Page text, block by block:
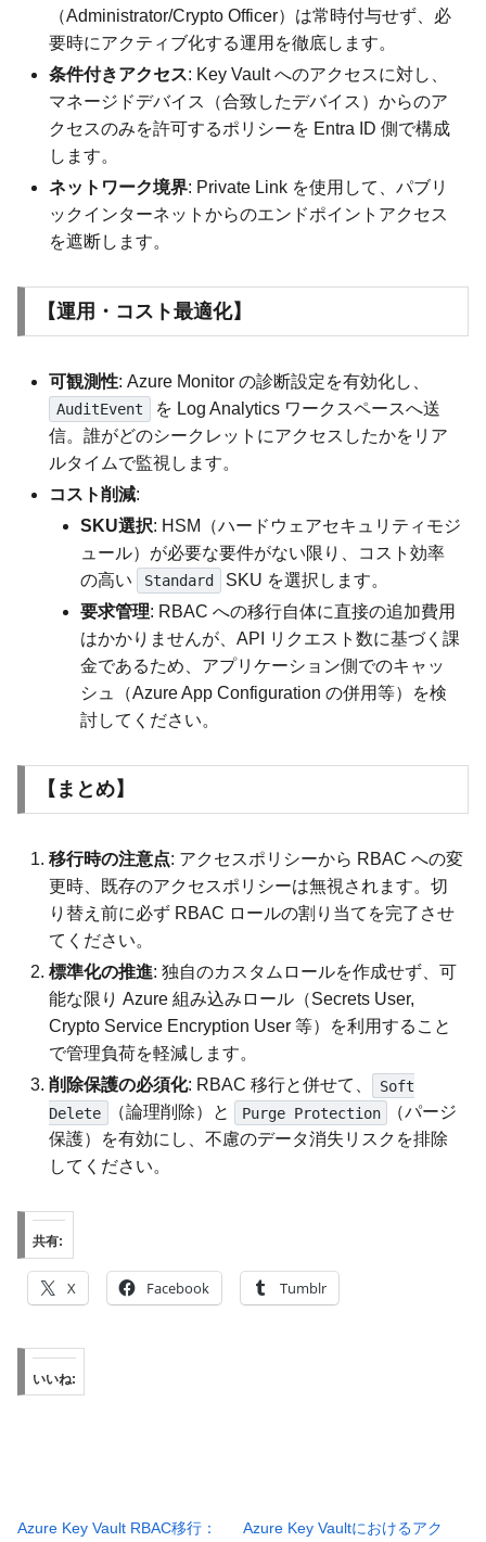
（Administrator/Crypto Officer）は常時付与せず、必
要時にアクティブ化する運用を徹底します。
条件付きアクセス: Key Vault へのアクセスに対し、
マネージドデバイス（合致したデバイス）からのア
クセスのみを許可するポリシーを Entra ID 側で構成
します。
ネットワーク境界: Private Link を使用して、パブリ
ックインターネットからのエンドポイントアクセス
を遮断します。
【運用・コスト最適化】
可観測性: Azure Monitor の診断設定を有効化し、
AuditEvent
を Log Analytics ワークスペースへ送
信。誰がどのシークレットにアクセスしたかをリア
ルタイムで監視します。
コスト削減:
SKU選択: HSM（ハードウェアセキュリティモジ
ュール）が必要な要件がない限り、コスト効率
の高い
Standard
SKU を選択します。
要求管理: RBAC への移行自体に直接の追加費用
はかかりませんが、API リクエスト数に基づく課
金であるため、アプリケーション側でのキャッ
シュ（Azure App Configuration の併用等）を検
討してください。
【まとめ】
移行時の注意点: アクセスポリシーから RBAC への変
更時、既存のアクセスポリシーは無視されます。切
り替え前に必ず RBAC ロールの割り当てを完了させ
てください。
標準化の推進: 独自のカスタムロールを作成せず、可
能な限り Azure 組み込みロール（Secrets User,
Crypto Service Encryption User 等）を利用すること
で管理負荷を軽減します。
削除保護の必須化: RBAC 移行と併せて、
Soft
Delete
（論理削除）と Purge Protection
（パージ
保護）を有効にし、不慮のデータ消失リスクを排除
してください。
共有:
X Facebook Tumblr
いいね:
Azure Key Vault RBAC移行：
Azure Key Vaultにおけるアク